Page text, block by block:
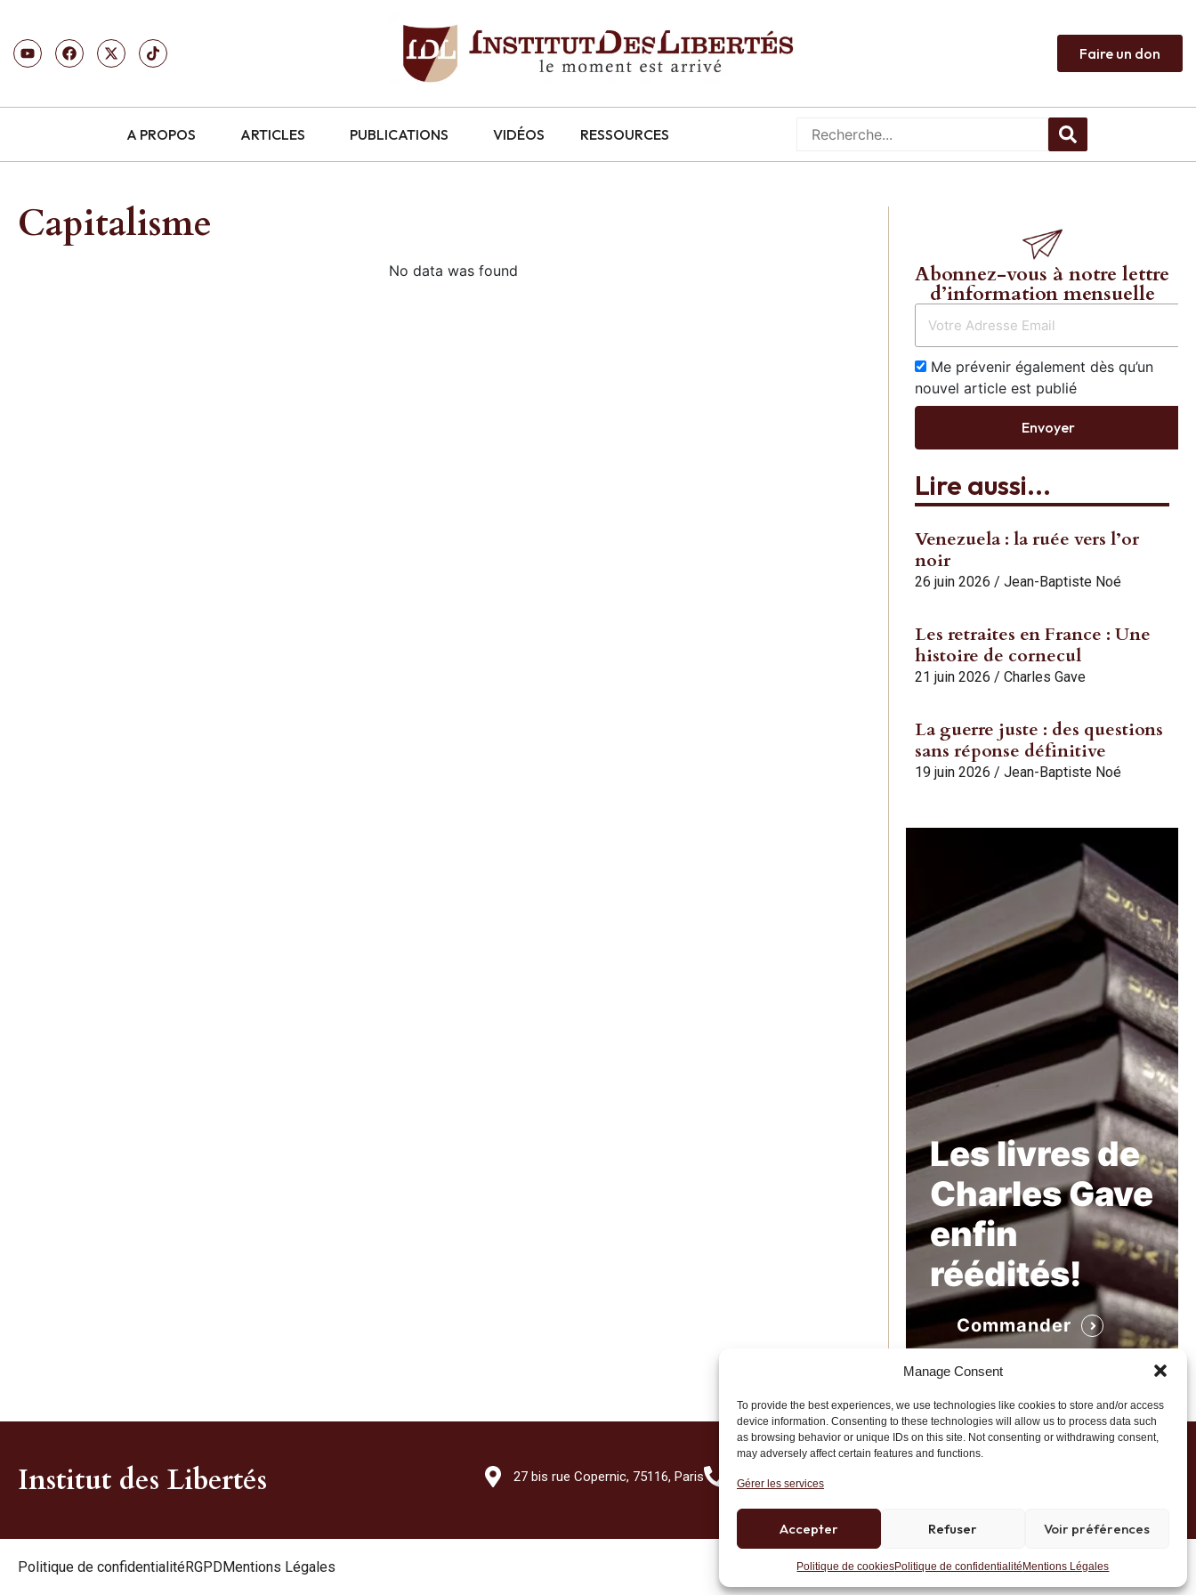
Manage Consent
To provide the best experiences, we use technologies like cookies to store and/or access
device information. Consenting to these technologies will allow us to process data such
as browsing behavior or unique IDs on this site. Not consenting or withdrawing consent,
may adversely affect certain features and functions.
Gérer les services
Accepter Refuser Voir préférences
Politique de cookiesPolitique de confidentialité Mentions Légales
Faire un don
A PROPOS ARTICLES PUBLICATIONS VIDÉOS RESSOURCES
Capitalisme
No data was found Abonnez-vous à notre lettre
d’information mensuelle
Me prévenir également dès qu’un
nouvel article est publié
Envoyer
Lire aussi...
Venezuela : la ruée vers l’or
noir
26 juin 2026 / Jean-Baptiste Noé
Les retraites en France : Une
histoire de cornecul
21 juin 2026 / Charles Gave
La guerre juste : des questions
sans réponse définitive
19 juin 2026 / Jean-Baptiste Noé
Les livres de
Charles Gave
enfin
réédités!
Commander
Institut des Libertés 27 bis rue Copernic, 75116, Paris +33 (0)1 71 20 45 39
Politique de confidentialitéRGPDMentions Légales Site développé par AK Web Solutions